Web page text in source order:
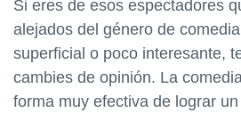
Si eres de esos espectadores
alejados del género de
superficial o poco interesante,
cambies de opinión. La
forma muy efectiva de lograr